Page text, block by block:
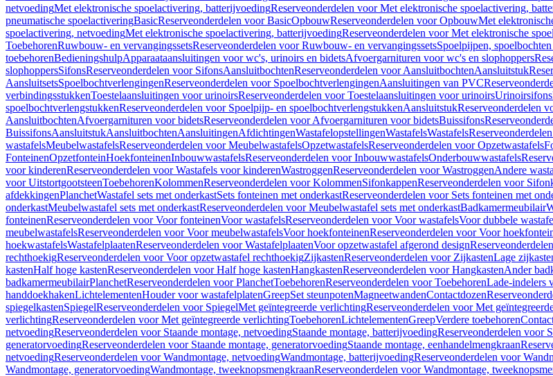
netvoedingMet elektronische spoelactivering, batterijvoedingReserveonderdelen voor Met elektronische spoelactivering,
pneumatische spoelactiveringBasicReserveonderdelen voor BasicOpbouwReserveonderdelen voor OpbouwMet
spoelactivering, netvoedingMet elektronische spoelactivering, batterijvoedingReserveonderdelen voor Met elektronische
ToebehorenRuwbouw- en vervangingssetsReserveonderdelen voor Ruwbouw- en vervangingssetsSpoelpijpen,
toebehorenBedieningshulpApparaataansluitingen voor wc's, urinoirs en bidetsAfvoergarnituren voor wc's en slophoppers
slophoppersSifonsReserveonderdelen voor SifonsAansluitbochtenReserveonderdelen voor AansluitbochtenAansluitstuk
AansluitsetsSpoelbochtverlengingenReserveonderdelen voor SpoelbochtverlengingenAansluitingen van PVC
verbindingsstukkenToestelaansluitingen voor urinoirsReserveonderdelen voor Toestelaansluitingen voor urinoirsUrinoirsifons
spoelbochtverlengstukkenReserveonderdelen voor Spoelpijp- en spoelbochtverlengstukkenAansluitstukReserveonderdelen
AansluitbochtenAfvoergarnituren voor bidetsReserveonderdelen voor Afvoergarnituren voor bidetsBuissifons
BuissifonsAansluitstukAansluitbochtenAansluitingenAfdichtingenWastafelopstellingenWastafelsWastafels
wastafelsMeubelwastafelsReserveonderdelen voor MeubelwastafelsOpzetwastafelsReserveonderdelen voor Opzetwastafels
FonteinenOpzetfonteinHoekfonteinenInbouwwastafelsReserveonderdelen voor InbouwwastafelsOnderbouwwastafels
voor kinderenReserveonderdelen voor Wastafels voor kinderenWastroggenReserveonderdelen voor WastroggenAndere
voor UitstortgootsteenToebehorenKolommenReserveonderdelen voor KolommenSifonkappenReserveonderdelen voor
afdekkingenPlanchetWastafel sets met onderkastSets fonteinen met onderkastReserveonderdelen voor Sets fonteinen met
onderkastMeubelwastafel sets met onderkastReserveonderdelen voor Meubelwastafel sets met onderkastBadkamermeubilair
fonteinenReserveonderdelen voor Voor fonteinenVoor wastafelsReserveonderdelen voor Voor wastafelsVoor dubbele
meubelwastafelsReserveonderdelen voor Voor meubelwastafelsVoor hoekfonteinenReserveonderdelen voor Voor
hoekwastafelsWastafelplaatenReserveonderdelen voor WastafelplaatenVoor opzetwastafel afgerond design
rechthoekigReserveonderdelen voor Voor opzetwastafel rechthoekigZijkastenReserveonderdelen voor ZijkastenLage
kastenHalf hoge kastenReserveonderdelen voor Half hoge kastenHangkastenReserveonderdelen voor HangkastenAnder
badkamermeubilairPlanchetReserveonderdelen voor PlanchetToebehorenReserveonderdelen voor ToebehorenLade-indelers
handdoekhakenLichtelementenHouder voor wastafelplatenGreepSet steunpotenMagneetwandenContactdozen
spiegelkastenSpiegelReserveonderdelen voor SpiegelMet geïntegreerde verlichtingReserveonderdelen voor Met
verlichtingReserveonderdelen voor Met geïntegreerde verlichtingToebehorenLichtelementenGreepVerdere toebehoren
netvoedingReserveonderdelen voor Staande montage, netvoedingStaande montage, batterijvoedingReserveonderdelen voor
generatorvoedingReserveonderdelen voor Staande montage, generatorvoedingStaande montage, eenhandelmengkraan
netvoedingReserveonderdelen voor Wandmontage, netvoedingWandmontage, batterijvoedingReserveonderdelen voor
Wandmontage, generatorvoedingWandmontage, tweeknopsmengkraanReserveonderdelen voor Wandmontage,